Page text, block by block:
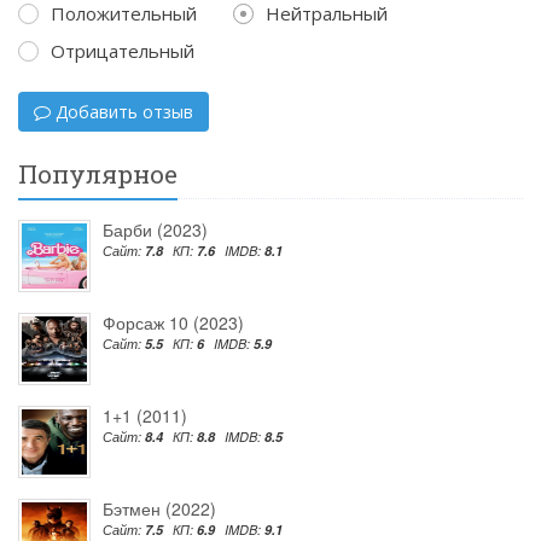
Положительный
Нейтральный
Отрицательный
Добавить отзыв
Популярное
Барби (2023)
Сайт: 7.8 КП: 7.6 IMDB: 8.1
Форсаж 10 (2023)
Сайт: 5.5 КП: 6 IMDB: 5.9
1+1 (2011)
Сайт: 8.4 КП: 8.8 IMDB: 8.5
Бэтмен (2022)
Сайт: 7.5 КП: 6.9 IMDB: 9.1